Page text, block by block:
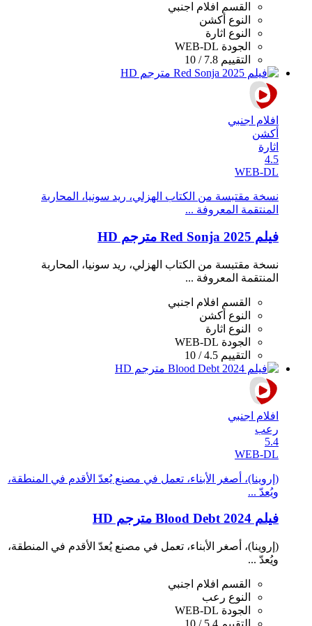
القسم
افلام اجنبي
النوع أكشن
النوع اثارة
الجودة WEB-DL
التقييم 7.8 / 10
افلام اجنبي
أكشن
اثارة
4.5
WEB-DL
نسخة مقتبسة من الكتاب الهزلي، ريد سونيا، المحاربة
المنتقمة المعروفة ...
فيلم Red Sonja 2025 مترجم HD
نسخة مقتبسة من الكتاب الهزلي، ريد سونيا، المحاربة
المنتقمة المعروفة ...
القسم
افلام اجنبي
النوع أكشن
النوع اثارة
الجودة WEB-DL
التقييم 4.5 / 10
افلام اجنبي
رعب
5.4
WEB-DL
(إروينا)، أصغر الأبناء، تعمل في مصنع يُعدّ الأقدم في المنطقة،
ويُعدّ ...
فيلم Blood Debt 2024 مترجم HD
(إروينا)، أصغر الأبناء، تعمل في مصنع يُعدّ الأقدم في المنطقة،
ويُعدّ ...
القسم
افلام اجنبي
النوع رعب
الجودة WEB-DL
التقييم 5.4 / 10